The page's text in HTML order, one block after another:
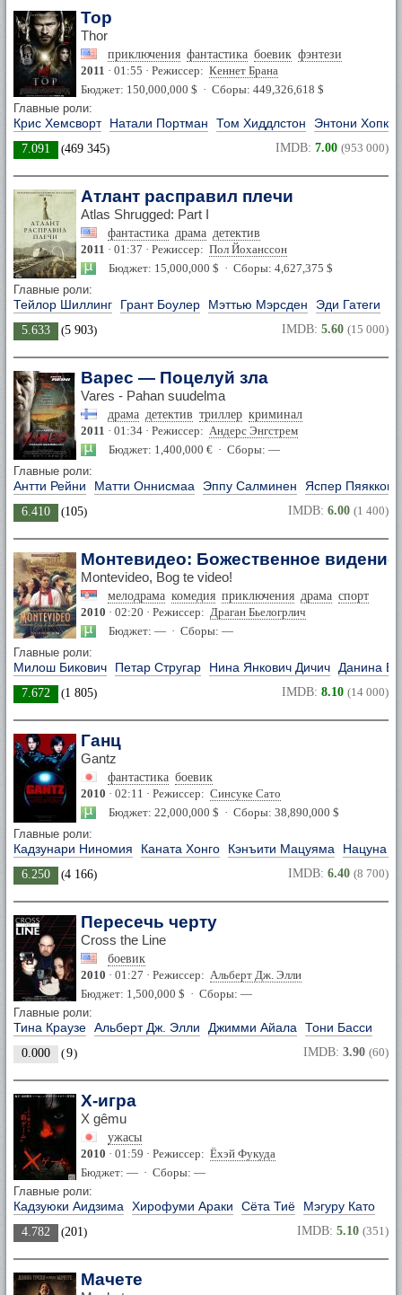
Тор
Thor
приключения фантастика боевик фэнтези
2011 · 01:55 · Режиссер: Кеннет Брана
Бюджет: 150,000,000 $ · Сборы: 449,326,618 $
Главные роли:
Крис Хемсворт Натали Портман Том Хиддлстон Энтони
7.091 (469 345) IMDB: 7.00 (953 000)
Атлант расправил плечи
Atlas Shrugged: Part I
фантастика драма детектив
2011 · 01:37 · Режиссер: Пол Йоханссон
Бюджет: 15,000,000 $ · Сборы: 4,627,375 $
Главные роли:
Тейлор Шиллинг Грант Боулер Мэттью Мэрсден Эди Гатеги
5.633 (5 903) IMDB: 5.60 (15 000)
Варес — Поцелуй зла
Vares - Pahan suudelma
драма детектив триллер криминал
2011 · 01:34 · Режиссер: Андерс Энгстрем
Бюджет: 1,400,000 € · Сборы: —
Главные роли:
Антти Рейни Матти Оннисмаа Эппу Салминен Яспер
6.410 (105) IMDB: 6.00 (1 400)
Монтевидео: Божественное видение
Montevideo, Bog te video!
мелодрама комедия приключения драма спорт
2010 · 02:20 · Режиссер: Драган Бьелогрлич
Бюджет: — · Сборы: —
Главные роли:
Милош Бикович Петар Стругар Нина Янкович Дичич Данина
7.672 (1 805) IMDB: 8.10 (14 000)
Ганц
Gantz
фантастика боевик
2010 · 02:11 · Режиссер: Синсуке Сато
Бюджет: 22,000,000 $ · Сборы: 38,890,000 $
Главные роли:
Кадзунари Ниномия Каната Хонго Кэнъити Мацуяма Нацуна
6.250 (4 166) IMDB: 6.40 (8 700)
Пересечь черту
Cross the Line
боевик
2010 · 01:27 · Режиссер: Альберт Дж. Элли
Бюджет: 1,500,000 $ · Сборы: —
Главные роли:
Тина Краузе Альберт Дж. Элли Джимми Айала Тони Басси
0.000 (9) IMDB: 3.90 (60)
X-игра
X gêmu
ужасы
2010 · 01:59 · Режиссер: Ёхэй Фукуда
Бюджет: — · Сборы: —
Главные роли:
Кадзуюки Аидзима Хирофуми Араки Сёта Тиё Мэгуру Като
4.782 (201) IMDB: 5.10 (351)
Мачете